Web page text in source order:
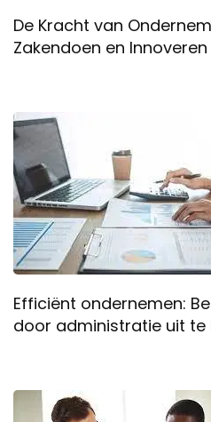
De Kracht van
Zakendoen en Innoveren
Efficiënt ondernemen:
door administratie uit te